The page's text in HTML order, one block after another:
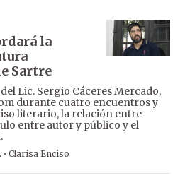
la
Sartre
Lic. Sergio Cáceres Mercado,
durante cuatro encuentros y
literario, la relación entre
entre autor y público y el
· Clarisa Enciso